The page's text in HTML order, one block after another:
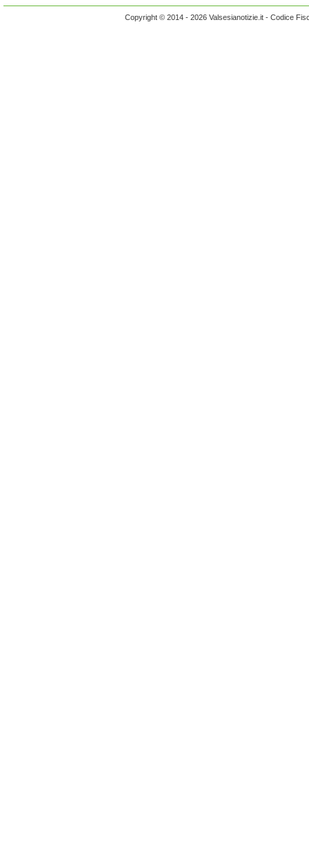
Copyright © 2014 - 2026 Valsesianotizie.it - Codice